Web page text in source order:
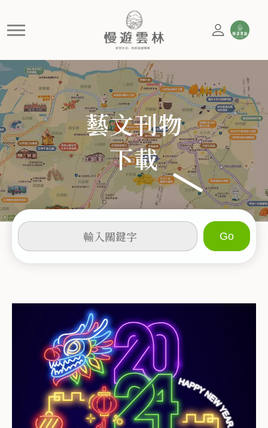
活動
慢遊雲林，享受生活 就是這麼簡單
藝文刊物
下載
輸
入